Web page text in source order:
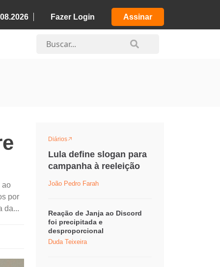
Fazer Login Assinar
ao
por
da...
Diários
Lula define slogan para
campanha à reeleição
João Pedro Farah
Reação de Janja ao Discord
foi precipitada e
desproporcional
Duda Teixeira